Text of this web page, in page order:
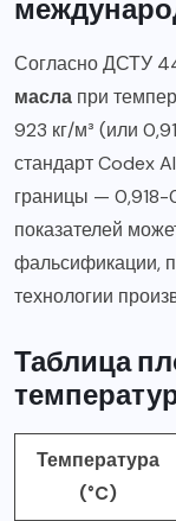
Согласно ДСТУ
масла при
923 кг/м³ (или
стандарт Codex
границы — 0,918-
показателей
фальсификации,
технологии
Таблица
Температура
(°C)